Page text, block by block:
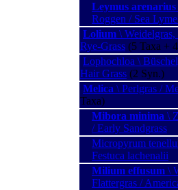
Leymus arenarius
Roggen / Sea
Lolium \
Rye-Grass (5 Taxa +
Lophochloa \
Hair Grass (2 Syn.)
Melica \ Perlgras /
Taxa)
Mibora minima \
/ Early Sandgrass
Micropyrum
Festuca lachenalii
Milium effusum \
Flattergras /